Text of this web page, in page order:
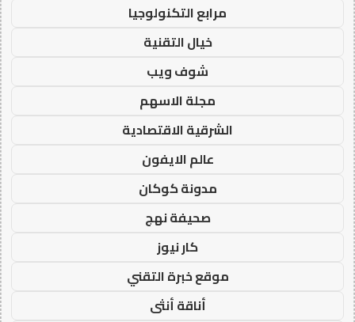
مرابع التكنولوجيا
خيال التقنية
شوف ويب
مجلة الاسهم
الشرقية الاقتصادية
عالم الايفون
مدونة كوكان
صحيفة نهج
كار نيوز
موقع خبرة التقني
أناقة أنثى